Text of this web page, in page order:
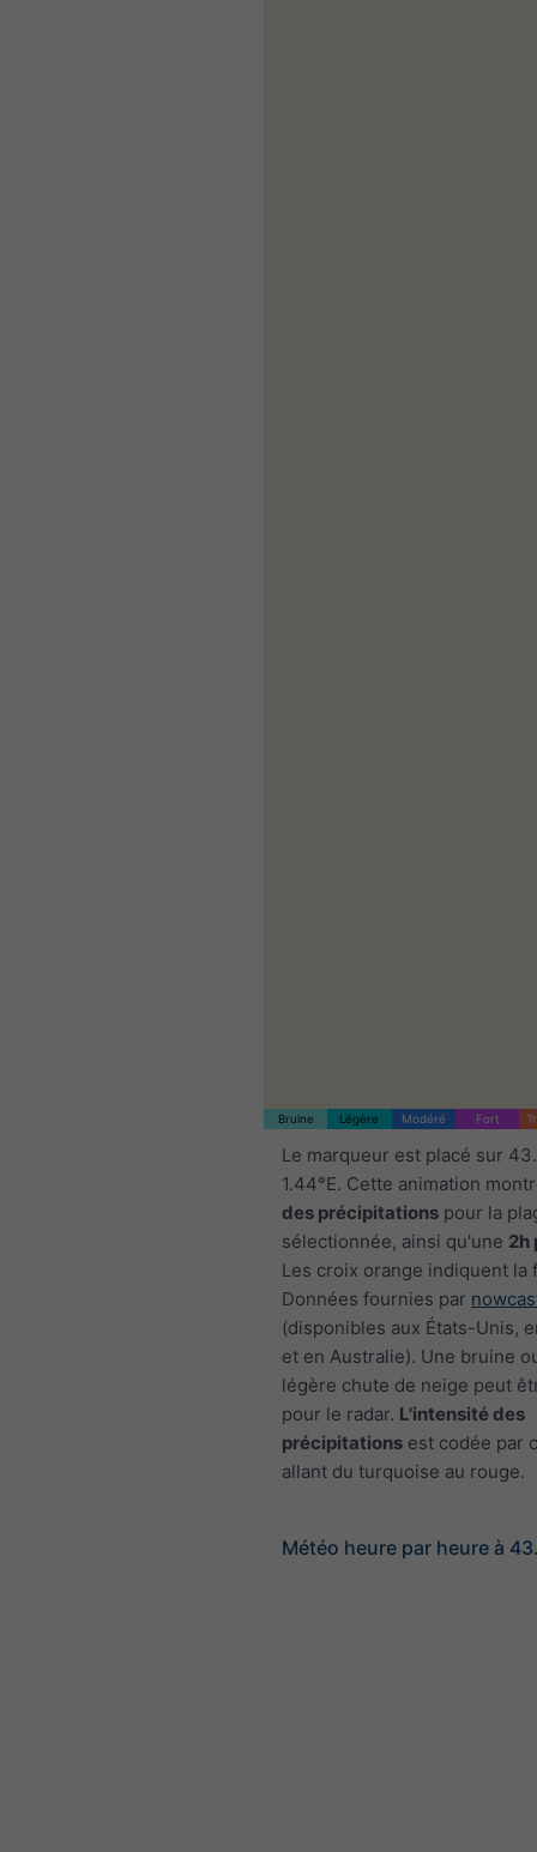
Bruine Légère Modéré Fort
Le marqueur est placé sur
1.44°E. Cette animation
des précipitations pour la
sélectionnée, ainsi qu'une 2h
Les croix orange indiquent la
Données fournies par
(disponibles aux États-Unis,
et en Australie). Une bruine
légère chute de neige peut
pour le radar. L'intensité des
précipitations est codée par
allant du turquoise au rouge.
Météo heure par heure à